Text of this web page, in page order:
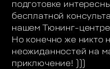
подготовке
бесплатной
нашем Тюнинг-
Но конечно же никто
неожиданностей на
приключение! )))